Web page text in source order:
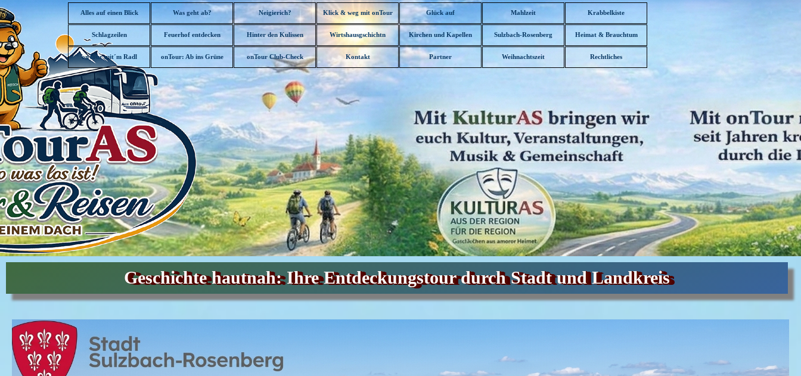
Direkt zum Seiteninhalt Menü überspringen
Alles auf einen Blick Was geht ab? ▼
Neigierich? Klick & weg mit onTour Glück auf Mahlzeit Krabbelkiste
Schlagzeilen ▼
Feuerhof entdecken Hinter den Kulissen ▼
Wirtshausgschichtn ▼
Kirchen und Kapellen ▼
Sulzbach-Rosenberg ▼
Heimat & Brauchtum
onTour mit´m Radl onTour: Ab ins Grüne onTour Club-Check Kontakt ▼
Partner ▼
Weihnachtszeit ▼
Rechtliches
Geschichte hautnah: Ihre Entdeckungstour durch Stadt und Landkreis